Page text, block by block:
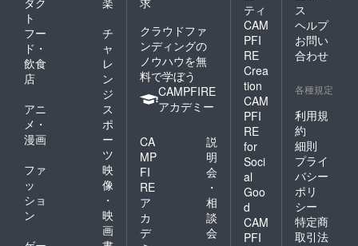
ト
フー
ド・
飲食
店
チ
ャ
レ
ン
ジ
アニ
メ・
漫画
ス
ポ
ー
ツ
ファ
ッ
ショ
ン
映
像
・
映
画
クラウドファ
ンディングの
ノウハウを無
料で学ぼう
CAMPFIRE
アカデミー
CA
MP
FI
RE
ア
カ
デ
説
明
会
・
相
談
会
ティ
CAM
PFI
RE
Crea
tion
CAM
PFI
RE
for
Soci
al
Goo
d
CAM
PFI
ス
ヘルプ
お問い
合わせ
各種規定
利用規
約
細則
プライ
バシー
ポリ
シー
特定商
取引法